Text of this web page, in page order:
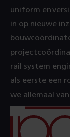
uniform en
in op nieuwe
rail system
als eerste een
we allemaal